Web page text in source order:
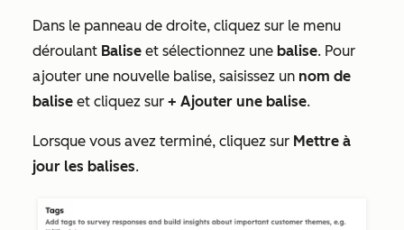
Dans le panneau de droite, cliquez sur le menu
déroulant Balise et sélectionnez une balise. Pour
ajouter une nouvelle balise, saisissez un nom de
balise et cliquez sur + Ajouter une balise.
Lorsque vous avez terminé, cliquez sur Mettre à
jour les balises.